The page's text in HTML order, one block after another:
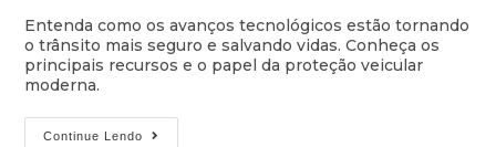
Entenda como os avanços tecnológicos estão tornando
o trânsito mais seguro e salvando vidas. Conheça os
principais recursos e o papel da proteção veicular
moderna.
Continue Lendo